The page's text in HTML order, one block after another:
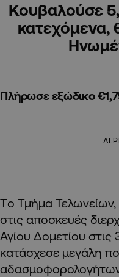
Κουβαλούσε
κατεχόμενα,
Πλήρωσε εξώδικο
Tο Τμήμα
στις αποσκευές
Αγίου Δομετίου στις
κατάσχεσε μεγάλη